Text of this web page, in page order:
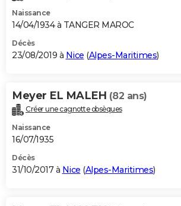
Naissance
14/04/1934 à TANGER MAROC
Décès
23/08/2019 à Nice (Alpes-Maritimes)
Meyer EL MALEH (82 ans)
Créer une cagnotte obsèques
Naissance
16/07/1935
Décès
31/10/2017 à Nice (Alpes-Maritimes)